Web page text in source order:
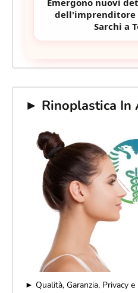
dell'imprenditore
Sarchi a
► Rinoplastica In
► Qualità, Garanzia, Privacy